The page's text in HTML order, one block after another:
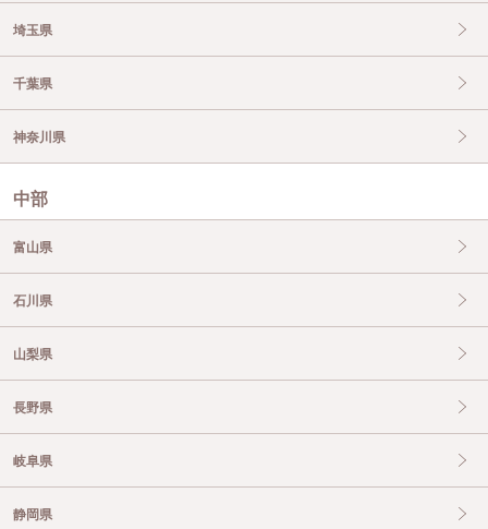
埼玉県
千葉県
神奈川県
中部
富山県
石川県
山梨県
長野県
岐阜県
静岡県